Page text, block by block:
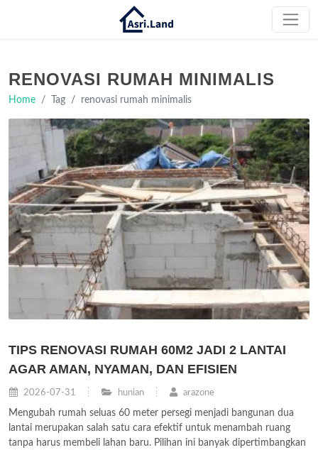
RENOVASI RUMAH MINIMALIS
Home Tag renovasi rumah minimalis
TIPS RENOVASI RUMAH 60M2 JADI 2 LANTAI
AGAR AMAN, NYAMAN, DAN EFISIEN
2026-07-31 hunian arazone
Mengubah rumah seluas 60 meter persegi menjadi bangunan dua
lantai merupakan salah satu cara efektif untuk menambah ruang
tanpa harus membeli lahan baru. Pilihan ini banyak dipertimbangkan